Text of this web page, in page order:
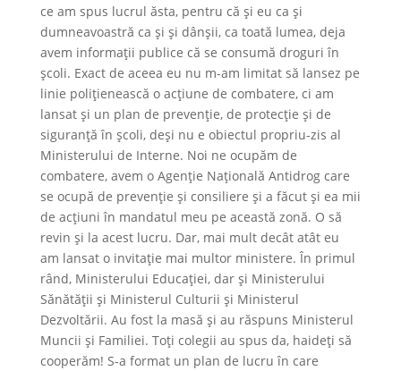
ce am spus lucrul ăsta, pentru că și eu ca și
dumneavoastră ca și și dânșii, ca toată lumea, deja
avem informații publice că se consumă droguri în
școli. Exact de aceea eu nu m-am limitat să lansez pe
linie polițienească o acțiune de combatere, ci am
lansat și un plan de prevenție, de protecție și de
siguranță în școli, deși nu e obiectul propriu-zis al
Ministerului de Interne. Noi ne ocupăm de
combatere, avem o Agenție Națională Antidrog care
se ocupă de prevenție și consiliere și a făcut și ea mii
de acțiuni în mandatul meu pe această zonă. O să
revin și la acest lucru. Dar, mai mult decât atât eu
am lansat o invitație mai multor ministere. În primul
rând, Ministerului Educației, dar și Ministerului
Sănătății și Ministerul Culturii și Ministerul
Dezvoltării. Au fost la masă și au răspuns Ministerul
Muncii și Familiei. Toți colegii au spus da, haideți să
cooperăm! S-a format un plan de lucru în care